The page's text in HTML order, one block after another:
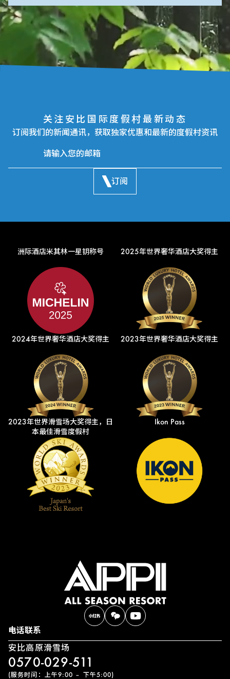
关注安比国际度假村最新动态
订阅我们的新闻通讯，获取独家优惠和最新的度假村资讯
订阅
洲际酒店米其林一星钥称号 2025年世界奢华酒店大奖得主
2024年世界奢华酒店大奖得主 2023年世界奢华酒店大奖得主
2023年世界滑雪场大奖得主，日
本最佳滑雪度假村
Ikon Pass
电话联系
安比高原滑雪场
0570-029-511
(服务时间：上午9:00 – 下午5:00)